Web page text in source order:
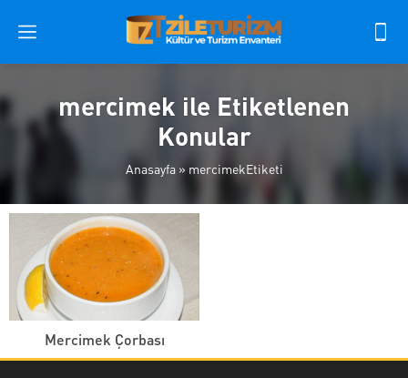
mercimek ile Etiketlenen
Konular
Anasayfa» mercimekEtiketi
Mercimek Çorbası